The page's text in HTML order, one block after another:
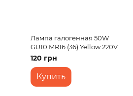
Лампа галогенная 50W
GU10 MR16 (36) Yellow 220V
120 грн
Купить